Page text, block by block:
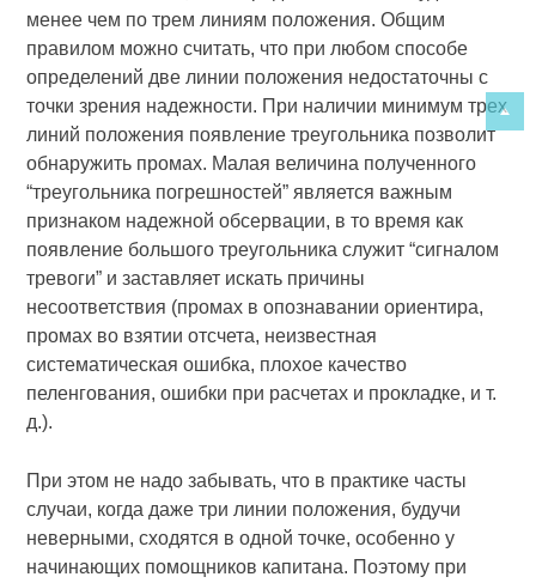
менее чем по трем линиям положения. Общим
правилом можно считать, что при любом способе
определений две линии положения недостаточны с
точки зрения надежности. При наличии минимум трех
линий положения появление треугольника позволит
обнаружить промах. Малая величина полученного
“треугольника погрешностей” является важным
признаком надежной обсервации, в то время как
появление большого треугольника служит “сигналом
тревоги” и заставляет искать причины
несоответствия (промах в опознавании ориентира,
промах во взятии отсчета, неизвестная
систематическая ошибка, плохое качество
пеленгования, ошибки при расчетах и прокладке, и т.
д.).
При этом не надо забывать, что в практике часты
случаи, когда даже три линии положения, будучи
неверными, сходятся в одной точке, особенно у
начинающих помощников капитана. Поэтому при